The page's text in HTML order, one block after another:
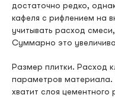
достаточно редко,
кафеля с рифлением на
учитывать расход
Суммарно это
Размер плитки. Расход
параметров материала.
хватит слоя